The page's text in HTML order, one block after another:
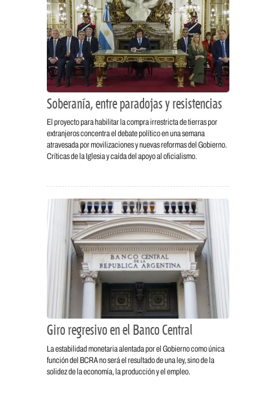
Soberanía, entre paradojas y resistencias
El proyecto para habilitar la compra irrestricta de tierras por
extranjeros concentra el debate político en una semana
atravesada por movilizaciones y nuevas reformas del Gobierno.
Críticas de la Iglesia y caída del apoyo al oficialismo.
Giro regresivo en el Banco Central
La estabilidad monetaria alentada por el Gobierno como única
función del BCRA no será el resultado de una ley, sino de la
solidez de la economía, la producción y el empleo.